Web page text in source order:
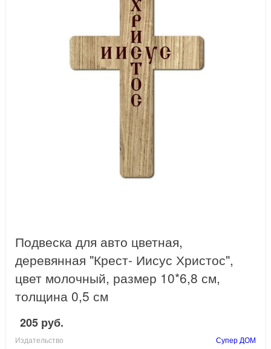
Подвеска для авто цветная,
деревянная "Крест- Иисус Христос",
цвет молочный, размер 10*6,8 см,
толщина 0,5 см
205 руб.
Издательство Супер ДОМ